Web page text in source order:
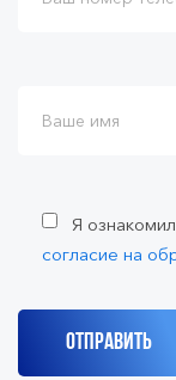
Я
согласие на